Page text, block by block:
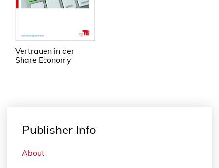
Vertrauen in der
Share Economy
Publisher Info
About